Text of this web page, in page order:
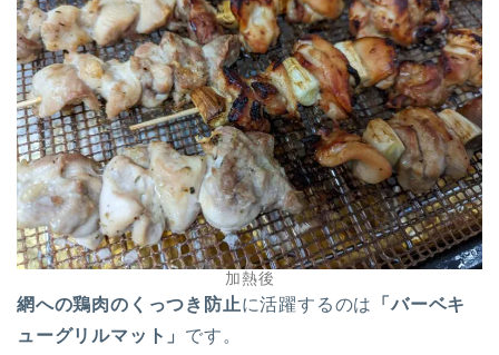
加熱後
網への鶏肉のくっつき防止に活躍するのは
「バーベキ
ューグリルマット」 です。